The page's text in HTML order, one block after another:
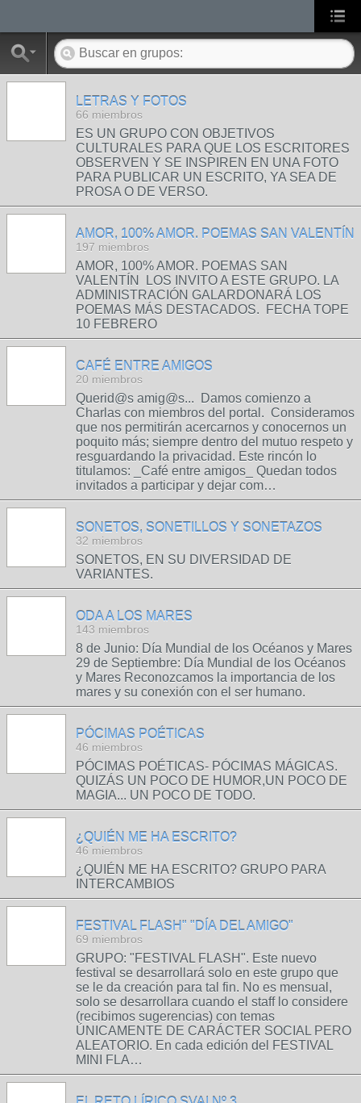
LETRAS Y FOTOS
66 miembros
ES UN GRUPO CON OBJETIVOS
CULTURALES PARA QUE LOS ESCRITORES
OBSERVEN Y SE INSPIREN EN UNA FOTO
PARA PUBLICAR UN ESCRITO, YA SEA DE
PROSA O DE VERSO.
AMOR, 100% AMOR. POEMAS SAN VALENTÍN
197 miembros
AMOR, 100% AMOR. POEMAS SAN
VALENTÍN LOS INVITO A ESTE GRUPO. LA
ADMINISTRACIÓN GALARDONARÁ LOS
POEMAS MÁS DESTACADOS. FECHA TOPE
10 FEBRERO
CAFÉ ENTRE AMIGOS
20 miembros
Querid@s amig@s... Damos comienzo a
Charlas con miembros del portal. Consideramos
que nos permitirán acercarnos y conocernos un
poquito más; siempre dentro del mutuo respeto y
resguardando la privacidad. Este rincón lo
titulamos: _Café entre amigos_ Quedan todos
invitados a participar y dejar com…
SONETOS, SONETILLOS Y SONETAZOS
32 miembros
SONETOS, EN SU DIVERSIDAD DE
VARIANTES.
ODA A LOS MARES
143 miembros
8 de Junio: Día Mundial de los Océanos y Mares
29 de Septiembre: Día Mundial de los Océanos
y Mares Reconozcamos la importancia de los
mares y su conexión con el ser humano.
PÓCIMAS POÉTICAS
46 miembros
PÓCIMAS POÉTICAS- PÓCIMAS MÁGICAS.
QUIZÁS UN POCO DE HUMOR,UN POCO DE
MAGIA... UN POCO DE TODO.
¿QUIÉN ME HA ESCRITO?
46 miembros
¿QUIÉN ME HA ESCRITO? GRUPO PARA
INTERCAMBIOS
FESTIVAL FLASH" "DÍA DEL AMIGO"
69 miembros
GRUPO: "FESTIVAL FLASH". Este nuevo
festival se desarrollará solo en este grupo que
se le da creación para tal fin. No es mensual,
solo se desarrollara cuando el staff lo considere
(recibimos sugerencias) con temas
ÚNICAMENTE DE CARÁCTER SOCIAL PERO
ALEATORIO. En cada edición del FESTIVAL
MINI FLA…